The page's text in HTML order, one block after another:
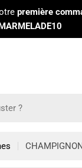
première